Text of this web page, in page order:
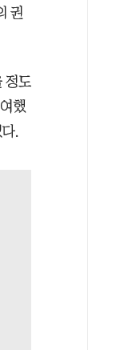
권
정도
했
.